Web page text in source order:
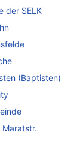
der SELK
(Baptisten)
Maratstr.